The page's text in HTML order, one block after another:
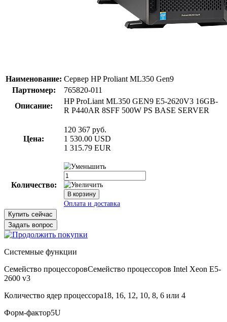
Наименование: Сервер HP Proliant ML350 Gen9
Партномер:
765820-011
Описание:
HP ProLiant ML350 GEN9 E5-2620V3 16GB-
R P440AR 8SFF 500W PS BASE SERVER
Цена:
120 367 руб.
1 530.00 USD
1 315.79 EUR
Количество:
Купить сейчас
Задать вопрос
Системные функции
Семейство процессоровСемейство процессоров Intel Xeon E5-
2600 v3
Количество ядер процессора18, 16, 12, 10, 8, 6 или 4
Форм-фактор5U